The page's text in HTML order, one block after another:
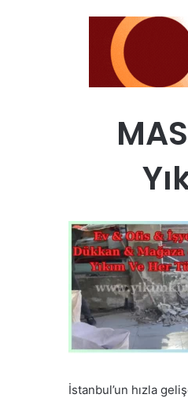
İstanbul’un hızla